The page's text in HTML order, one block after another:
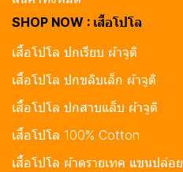
SHOP NOW : เสื้อโปโล
เสื้อโปโล ปกเรียบ ผ้าจูติ
เสื้อโปโล ปกขลิบเล็ก ผ้าจูติ
เสื้อโปโล ปกสาบแล็บ ผ้าจูติ
เสื้อโปโล 100% Cotton
เสื้อโปโล ผ้าดรายเทค แขนปล่อย